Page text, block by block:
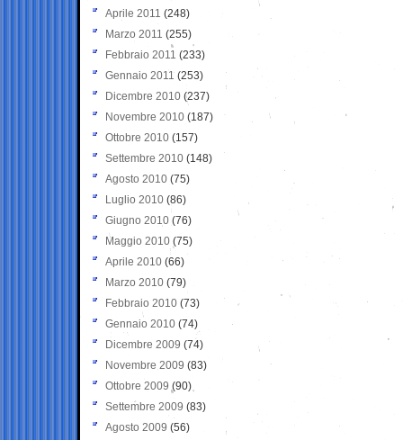
Aprile 2011 (248)
Marzo 2011 (255)
Febbraio 2011 (233)
Gennaio 2011 (253)
Dicembre 2010 (237)
Novembre 2010 (187)
Ottobre 2010 (157)
Settembre 2010 (148)
Agosto 2010 (75)
Luglio 2010 (86)
Giugno 2010 (76)
Maggio 2010 (75)
Aprile 2010 (66)
Marzo 2010 (79)
Febbraio 2010 (73)
Gennaio 2010 (74)
Dicembre 2009 (74)
Novembre 2009 (83)
Ottobre 2009 (90)
Settembre 2009 (83)
Agosto 2009 (56)